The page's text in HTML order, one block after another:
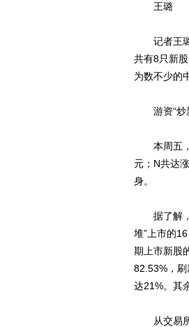
王璐
记者王璐
共有8只新
为数不少的
游资“炒
本周五，
元；N共达
身。
据了解，
堆”上市的
期上市新股
82.53%，
达21%。其
从交易所